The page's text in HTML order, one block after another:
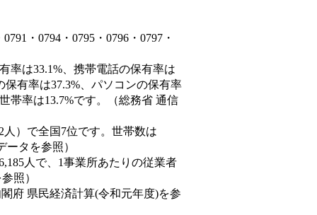
・0794・0795・0796・0797・
率は33.1%、携帯電話の保有率は
有率は37.3%、パソコンの保有率
帯率は13.7%です。（総務省 通信
人）で全国7位です。世帯数は
ータを参照）
人で、1事業所あたりの従業者
照）
府 県民経済計算(令和元年度)を参